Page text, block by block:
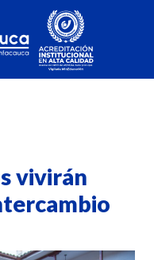
vivirán